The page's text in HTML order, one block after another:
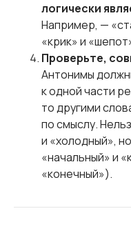
логически
Например, —
«крик» и
Проверьте,
Антонимы
к одной части
то другими
по смыслу.
и «холодный»,
«начальный» и
«конечный»).